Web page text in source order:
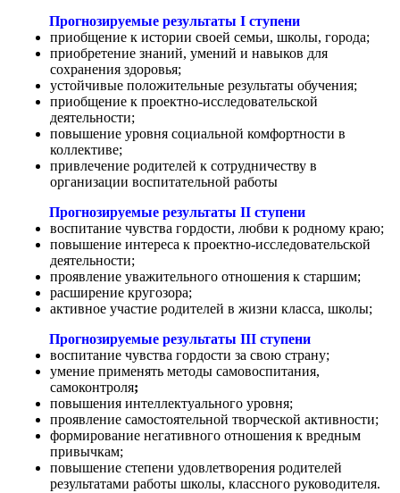
Прогнозируемые результаты I ступени
приобщение к истории своей семьи, школы, города;
приобретение знаний, умений и навыков для
сохранения здоровья;
устойчивые положительные результаты обучения;
приобщение к проектно-исследовательской
деятельности;
повышение уровня социальной комфортности в
коллективе;
привлечение родителей к сотрудничеству в
организации воспитательной работы
Прогнозируемые результаты II ступени
воспитание чувства гордости, любви к родному краю;
повышение интереса к проектно-исследовательской
деятельности;
проявление уважительного отношения к старшим;
расширение кругозора;
активное участие родителей в жизни класса, школы;
Прогнозируемые результаты III ступени
воспитание чувства гордости за свою страну;
умение применять методы самовоспитания,
самоконтроля;
повышения интеллектуального уровня;
проявление самостоятельной творческой активности;
формирование негативного отношения к вредным
привычкам;
повышение степени удовлетворения родителей
результатами работы школы, классного руководителя.